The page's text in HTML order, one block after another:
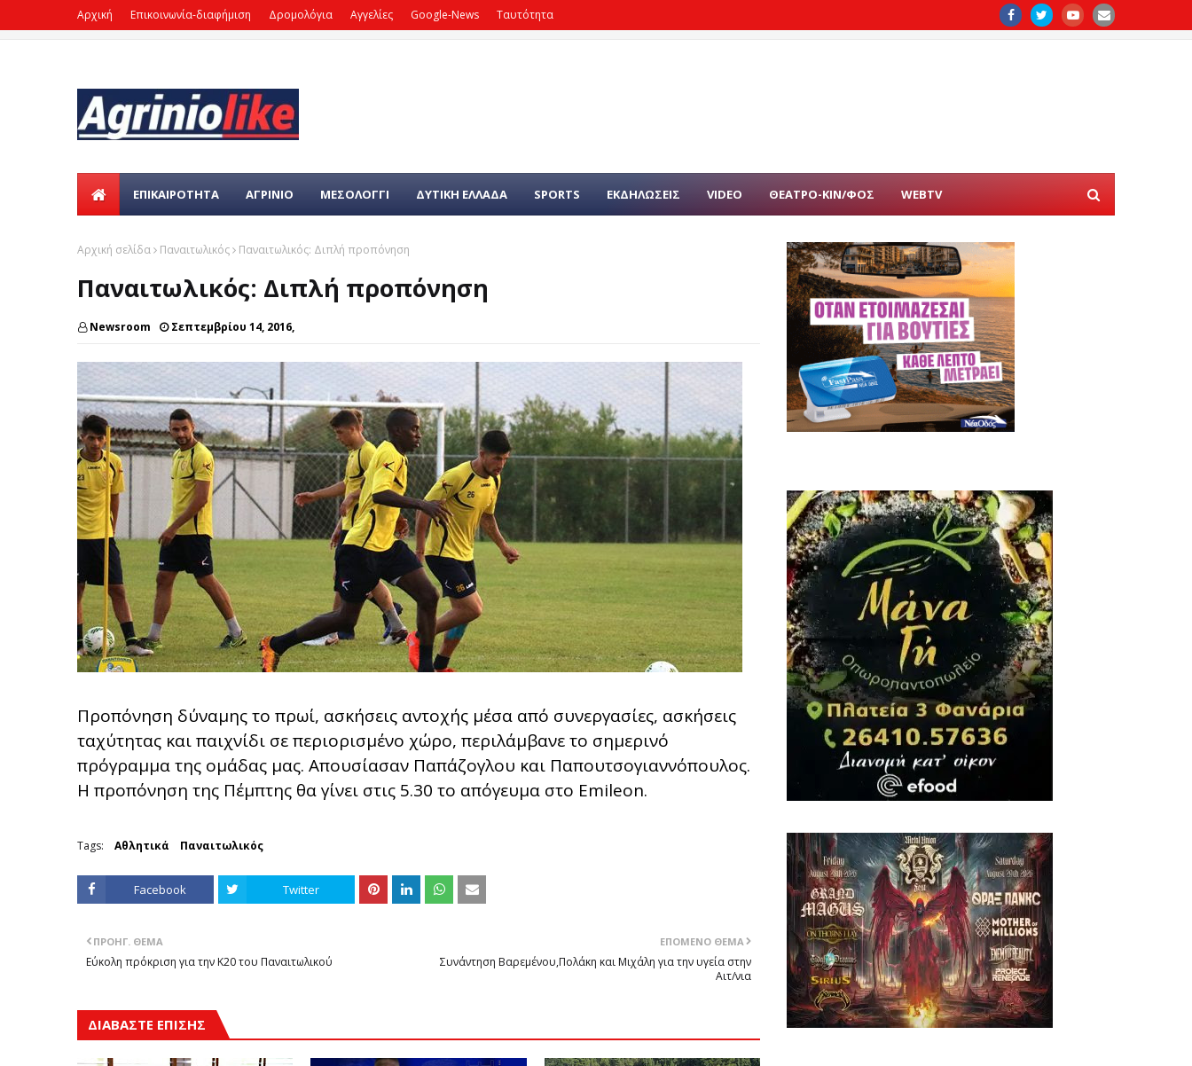
Αρχική Επικοινωνία-διαφήμιση Δρομολόγια Αγγελίες Google-News Ταυτότητα
ΕΠΙΚΑΙΡΌΤΗΤΑ ΑΓΡΙΝΙΟ ΜΕΣΟΛΟΓΓΙ ΔΥΤΙΚΗ ΕΛΛΑΔΑ SPORTS ΕΚΔΗΛΩΣΕΙΣ VIDEO ΘΕΑΤΡΟ-ΚΙΝ/ΦΟΣ WEBTV
Αρχική σελίδα Παναιτωλικός Παναιτωλικός: Διπλή προπόνηση
Παναιτωλικός: Διπλή προπόνηση
Newsroom Σεπτεμβρίου 14, 2016,
Προπόνηση δύναμης το πρωί, ασκήσεις αντοχής μέσα από συνεργασίες, ασκήσεις
ταχύτητας και παιχνίδι σε περιορισμένο χώρο, περιλάμβανε το σημερινό
πρόγραμμα της ομάδας μας. Απουσίασαν Παπάζογλου και Παπουτσογιαννόπουλος.
Η προπόνηση της Πέμπτης θα γίνει στις 5.30 το απόγευμα στο Emileon.
Tags: Αθλητικά Παναιτωλικός
Facebook Twitter
ΕΠΌΜΕΝΟ ΘΈΜΑ
Συνάντηση Βαρεμένου,Πολάκη και Μιχάλη για την υγεία στην
Αιτ/νια
ΠΡΟΗΓ. ΘΈΜΑ
Εύκολη πρόκριση για την Κ20 του Παναιτωλικού
ΔΙΑΒΑΣΤΕ ΕΠΙΣΗΣ